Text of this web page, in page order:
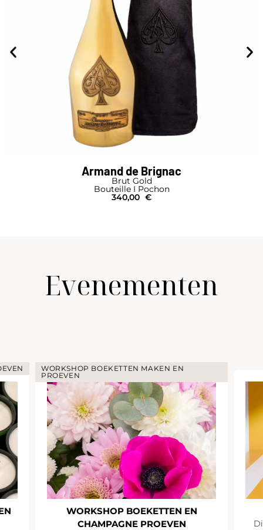
Armand de Brignac
Brut Gold
Bouteille I Pochon
340,00 €
Evenementen
WORKSHOP BOEKETTEN MAKEN EN
PROEVEN
WORKSHOP BOEKETTEN EN
CHAMPAGNE PROEVEN